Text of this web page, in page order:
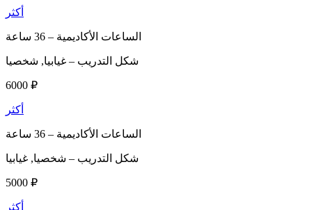
أكثر
الساعات الأكاديمية –
شكل التدريب – غيابيا, شخصيا
6000 ₽
أكثر
الساعات الأكاديمية –
شكل التدريب – شخصيا, غيابيا
5000 ₽
أكثر